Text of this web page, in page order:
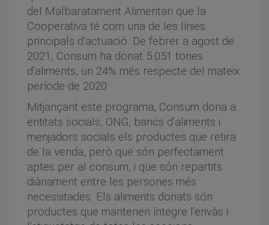
del Malbaratament Alimentari que la
Cooperativa té com una de les línies
principals d’actuació. De febrer a agost de
2021, Consum ha donat 5.051 tones
d’aliments, un 24% més respecte del mateix
període de 2020.
Mitjançant este programa, Consum dona a
entitats socials, ONG, bancs d’aliments i
menjadors socials els productes que retira
de la venda, però que són perfectament
aptes per al consum, i que són repartits
diàriament entre les persones més
necessitades. Els aliments donats són
productes que mantenen íntegre l’envàs i